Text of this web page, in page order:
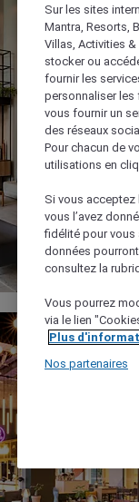
Sur les sites
Mantra, Resorts,
Villas, Activities &
stocker ou
fournir les
personnaliser les
vous fournir un
des réseaux
Pour chacun de
utilisations en
Si vous acceptez
vous l’avez
fidélité pour vous
données
consultez la
Vous pourrez
via le lien
Plus
Nos partenaires